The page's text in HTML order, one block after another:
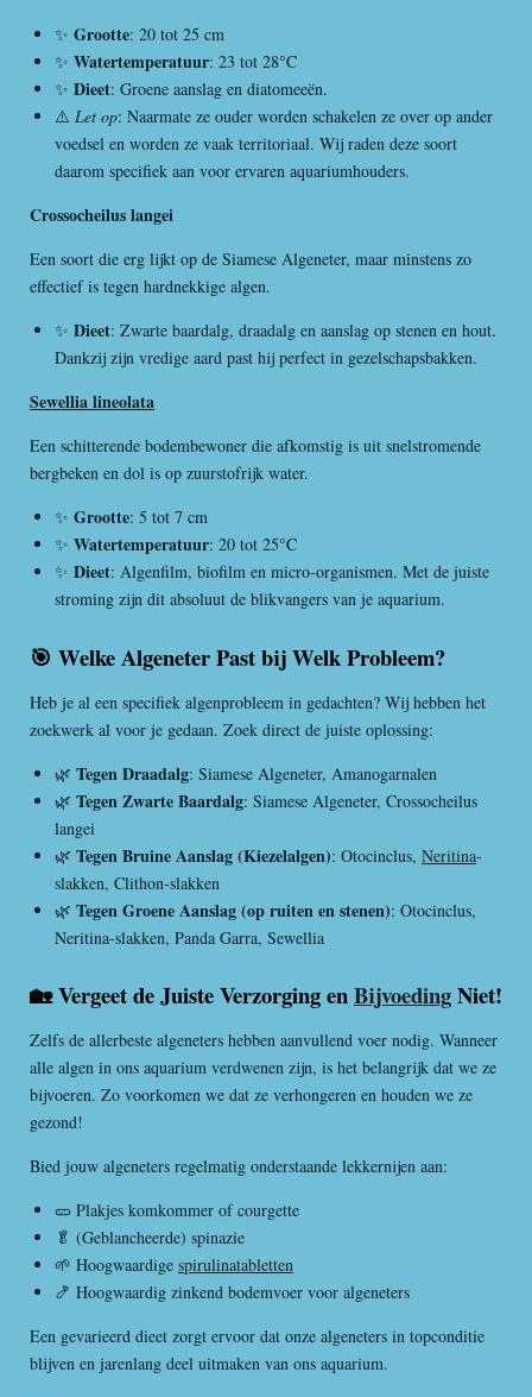
✨ Grootte: 20 tot 25 cm
✨ Watertemperatuur: 23 tot 28°C
✨ Dieet: Groene aanslag en diatomeeën.
⚠️ Let op: Naarmate ze ouder worden schakelen ze over op ander
voedsel en worden ze vaak territoriaal. Wij raden deze soort
daarom specifiek aan voor ervaren aquariumhouders.
Crossocheilus langei
Een soort die erg lijkt op de Siamese Algeneter, maar minstens zo
effectief is tegen hardnekkige algen.
✨ Dieet: Zwarte baardalg, draadalg en aanslag op stenen en hout.
Dankzij zijn vredige aard past hij perfect in gezelschapsbakken.
Sewellia lineolata
Een schitterende bodembewoner die afkomstig is uit snelstromende
bergbeken en dol is op zuurstofrijk water.
✨ Grootte: 5 tot 7 cm
✨ Watertemperatuur: 20 tot 25°C
✨ Dieet: Algenfilm, biofilm en micro-organismen. Met de juiste
stroming zijn dit absoluut de blikvangers van je aquarium.
🎯 Welke Algeneter Past bij Welk Probleem?
Heb je al een specifiek algenprobleem in gedachten? Wij hebben het
zoekwerk al voor je gedaan. Zoek direct de juiste oplossing:
🌿 Tegen Draadalg: Siamese Algeneter, Amanogarnalen
🌿 Tegen Zwarte Baardalg: Siamese Algeneter, Crossocheilus
langei
🌿 Tegen Bruine Aanslag (Kiezelalgen): Otocinclus, Neritina-
slakken, Clithon-slakken
🌿 Tegen Groene Aanslag (op ruiten en stenen): Otocinclus,
Neritina-slakken, Panda Garra, Sewellia
🏡 Vergeet de Juiste Verzorging enBijvoedingNiet!
Zelfs de allerbeste algeneters hebben aanvullend voer nodig. Wanneer
alle algen in ons aquarium verdwenen zijn, is het belangrijk dat we ze
bijvoeren. Zo voorkomen we dat ze verhongeren en houden we ze
gezond!
Bied jouw algeneters regelmatig onderstaande lekkernijen aan:
🥒 Plakjes komkommer of courgette
🥬 (Geblancheerde) spinazie
🌱 Hoogwaardige spirulinatabletten
🍤 Hoogwaardig zinkend bodemvoer voor algeneters
Een gevarieerd dieet zorgt ervoor dat onze algeneters in topconditie
blijven en jarenlang deel uitmaken van ons aquarium.